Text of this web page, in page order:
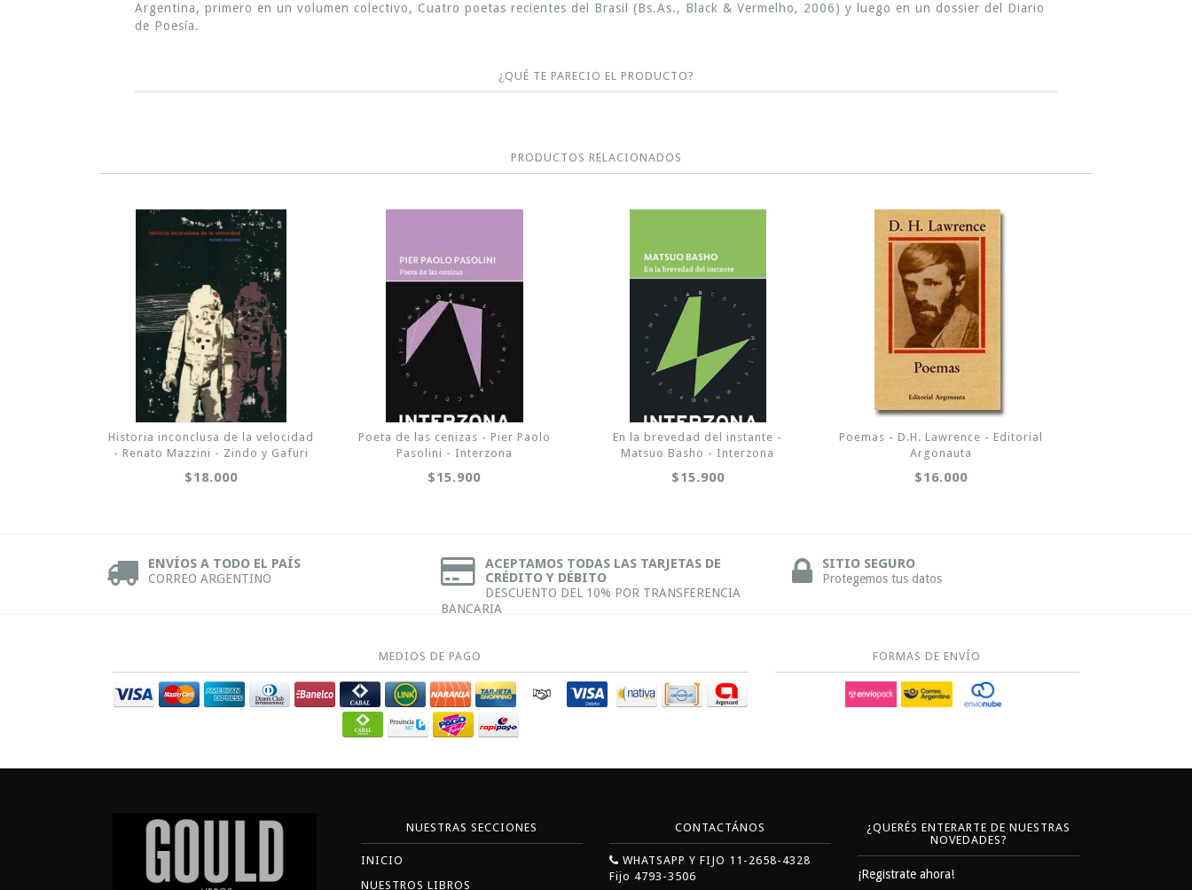
Argentina, primero en un volumen colectivo, Cuatro poetas recientes del Brasil (Bs.As., Black & Vermelho, 2006) y luego en un dossier del Diario
de Poesía.
¿QUÉ TE PARECIO EL PRODUCTO?
PRODUCTOS RELACIONADOS
Historia inconclusa de la velocidad
- Renato Mazzini - Zindo y Gafuri
$18.000
Poeta de las cenizas - Pier Paolo
Pasolini - Interzona
$15.900
En la brevedad del instante -
Matsuo Basho - Interzona
$15.900
Poemas - D.H. Lawrence - Editorial
Argonauta
$16.000
ENVÍOS A TODO EL PAÍS
CORREO ARGENTINO
ACEPTAMOS TODAS LAS TARJETAS DE
CRÉDITO Y DÉBITO
DESCUENTO DEL 10% POR TRANSFERENCIA
BANCARIA
SITIO SEGURO
Protegemos tus datos
MEDIOS DE PAGO FORMAS DE ENVÍO
NUESTRAS SECCIONES
INICIO
NUESTROS LIBROS
CONTACTÁNOS
WHATSAPP Y FIJO 11-2658-4328
Fijo 4793-3506
¿QUERÉS ENTERARTE DE NUESTRAS
NOVEDADES?
¡Registrate ahora!